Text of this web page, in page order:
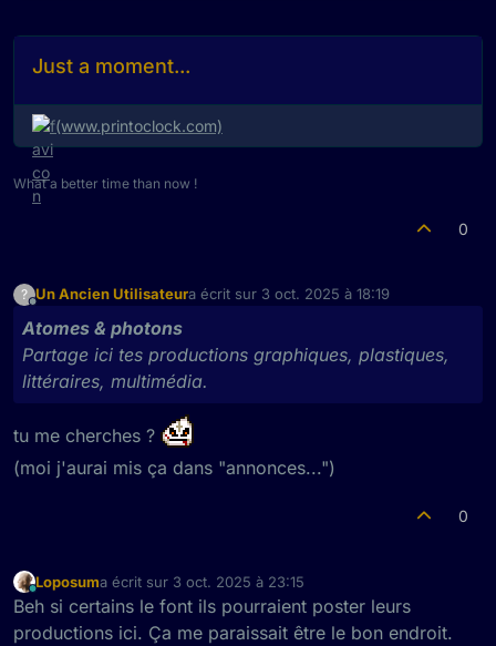
Just a moment...
(www.printoclock.com)
What a better time than now !
0
? Un Ancien Utilisateura écrit sur 3 oct. 2025 à 18:19
dernière édition par
Atomes & photons
Partage ici tes productions graphiques, plastiques,
littéraires, multimédia.
tu me cherches ?
(moi j'aurai mis ça dans "annonces...")
0
En ligne
Loposuma écrit sur 3 oct. 2025 à 23:15
dernière édition par
Beh si certains le font ils pourraient poster leurs
productions ici. Ça me paraissait être le bon endroit.